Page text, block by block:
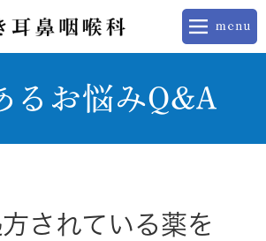
るお悩みQ&A
されている薬を